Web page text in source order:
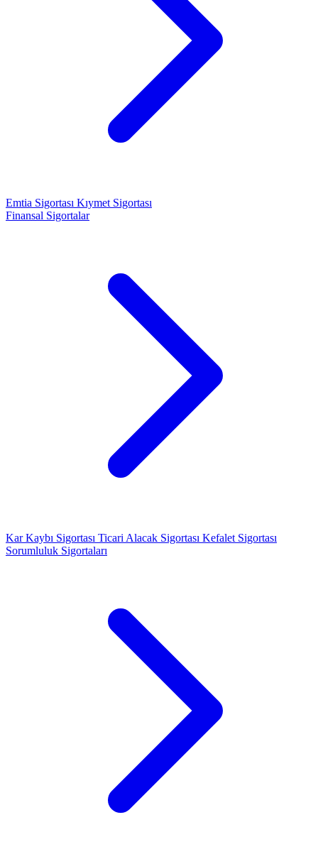
Emtia Sigortası Kıymet Sigortası
Finansal Sigortalar
Kar Kaybı Sigortası Ticari Alacak Sigortası Kefalet Sigortası
Sorumluluk Sigortaları